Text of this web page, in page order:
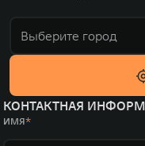
Выберите город
КОНТАКТНАЯ
ИМЯ